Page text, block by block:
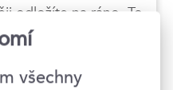
odložíte na ráno. To
a často pak něco
řešení.
všechny